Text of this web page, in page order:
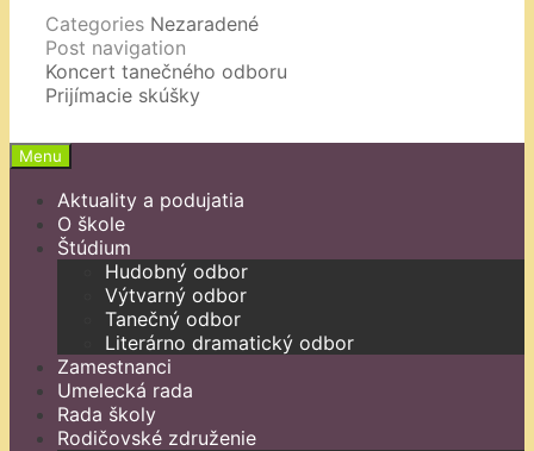
Categories Nezaradené
Post navigation
Koncert tanečného odboru
Prijímacie skúšky
Menu
Aktuality a podujatia
O škole
Štúdium
Hudobný odbor
Výtvarný odbor
Tanečný odbor
Literárno dramatický odbor
Zamestnanci
Umelecká rada
Rada školy
Rodičovské združenie